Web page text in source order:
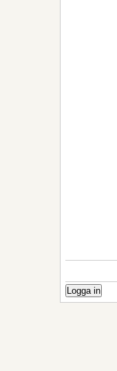
Logga in